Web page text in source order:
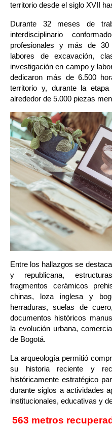
territorio desde el siglo XVII
Durante 32 meses de
interdisciplinario
profesionales y más de 30
labores de excavación,
investigación en campo y
dedicaron más de 6.500
territorio y, durante la
alrededor de 5.000 piezas
Entre los hallazgos se
y republicana,
fragmentos cerámicos
chinas, loza inglesa y
herraduras, suelas de
documentos históricos
la evolución urbana,
de Bogotá.
La arqueología permitió
su historia reciente y
históricamente estratégico
durante siglos a actividades
institucionales, educativas y
563 metros